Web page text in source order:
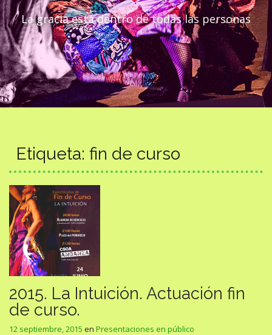
La gracia está dentro de todas las personas
Etiqueta: fin de curso
2015. La Intuición. Actuación fin
de curso.
12 septiembre, 2015 en Presentaciones en público